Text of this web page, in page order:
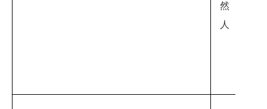
然
人